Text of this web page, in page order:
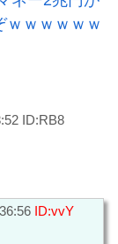
ｗｗｗｗｗｗ
ID:RB8
ID:vvY